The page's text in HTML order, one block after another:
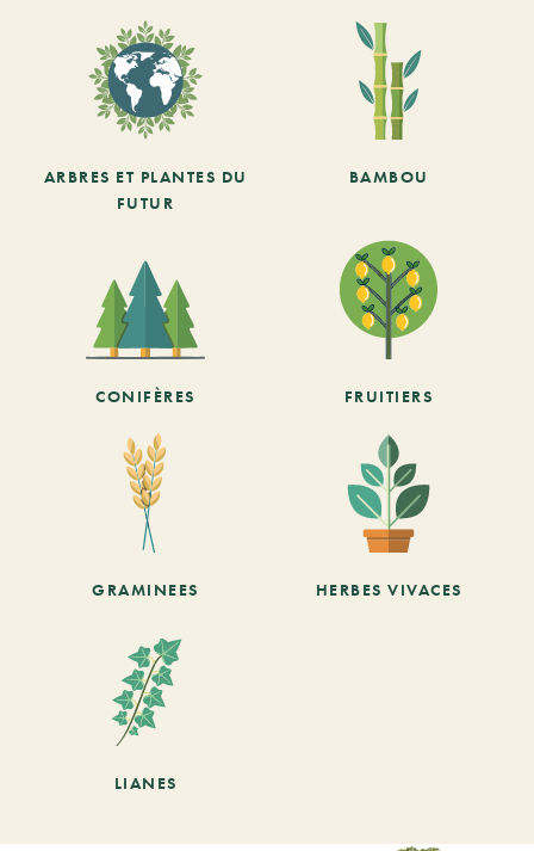
ARBRES ET PLANTES DU
FUTUR
BAMBOU
CONIFÈRES FRUITIERS
GRAMINEES HERBES VIVACES
LIANES